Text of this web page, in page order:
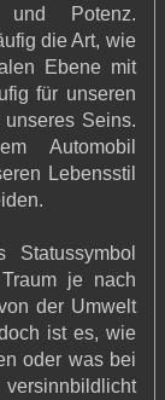
und Potenz.
die Art, wie
Ebene mit
für unseren
Seins.
Automobil
Lebensstil
je nach
der Umwelt
ist es, wie
oder was bei